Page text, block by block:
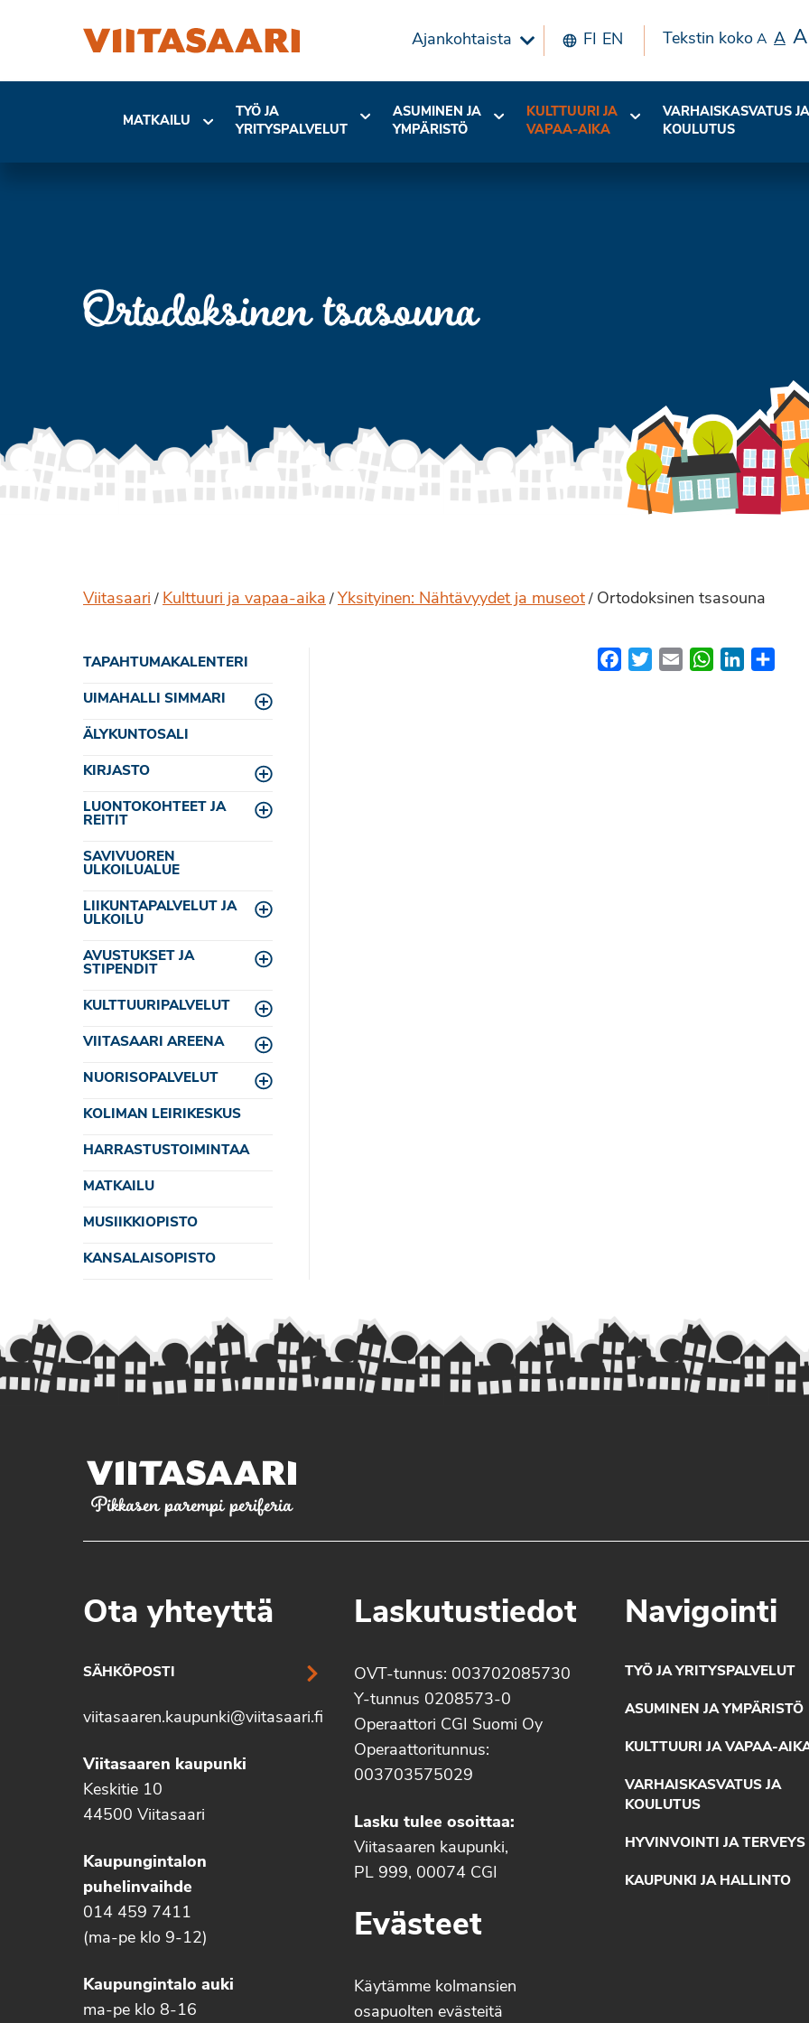
Ajankohtaista FI EN Tekstin koko A A A
MATKAILU
TYÖ JA
YRITYSPALVELUT
ASUMINEN JA
YMPÄRISTÖ
KULTTUURI JA
VAPAA-AIKA
VARHAISKASVATUS JA
KOULUTUS
Ortodoksinen tsasouna
Viitasaari / Kulttuuri ja vapaa-aika / Yksityinen: Nähtävyydet ja museot / Ortodoksinen tsasouna
TAPAHTUMAKALENTERI
UIMAHALLI SIMMARI
Toggle menu
ÄLYKUNTOSALI
KIRJASTO
Toggle menu
LUONTOKOHTEET JA
REITIT
Toggle menu
SAVIVUOREN
ULKOILUALUE
LIIKUNTAPALVELUT JA
ULKOILU
Toggle menu
AVUSTUKSET JA
STIPENDIT
Toggle menu
KULTTUURIPALVELUT
Toggle menu
VIITASAARI AREENA
Toggle menu
NUORISOPALVELUT
Toggle menu
KOLIMAN LEIRIKESKUS
HARRASTUSTOIMINTAA
MATKAILU
MUSIIKKIOPISTO
KANSALAISOPISTO
FacebookTwitterEmail WhatsApp
LinkedIn
Pikkasen parempi periferia
Ota yhteyttä
SÄHKÖPOSTI
viitasaaren.kaupunki@viitasaari.fi
Viitasaaren kaupunki
Keskitie 10
44500 Viitasaari
Kaupungintalon
puhelinvaihde
014 459 7411
(ma-pe klo 9-12)
Kaupungintalo auki
ma-pe klo 8-16
Laskutustiedot
OVT-tunnus: 003702085730
Y-tunnus 0208573-0
Operaattori CGI Suomi Oy
Operaattoritunnus:
003703575029
Lasku tulee osoittaa:
Viitasaaren kaupunki,
PL 999, 00074 CGI
Evästeet
Käytämme kolmansien
osapuolten evästeitä
Navigointi
TYÖ JA YRITYSPALVELUT
ASUMINEN JA YMPÄRISTÖ
KULTTUURI JA VAPAA-
VARHAISKASVATUS JA
KOULUTUS
HYVINVOINTI JA TERVEYS
KAUPUNKI JA HALLINTO